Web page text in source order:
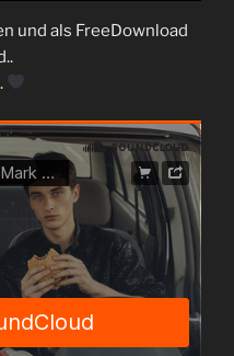
und als FreeDownload